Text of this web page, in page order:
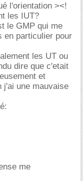
l'orientation ><!
les IUT?
le GMP qui me
en particulier pour
les UT ou
dire que c'etait
et
j'ai une mauvaise
me